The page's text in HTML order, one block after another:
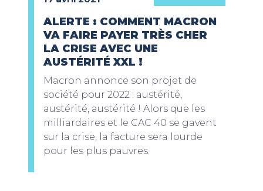
ALERTE : COMMENT MACRON
VA FAIRE PAYER TRÈS CHER
LA CRISE AVEC UNE
AUSTÉRITÉ XXL !
Macron annonce son projet de
société pour 2022 : austérité,
austérité, austérité ! Alors que les
milliardaires et le CAC 40 se gavent
sur la crise, la facture sera lourde
pour les plus pauvres.